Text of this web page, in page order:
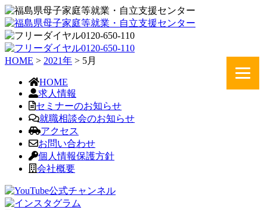
HOME > 2021年 > 5月
HOME
求人情報
セミナーのお知らせ
就職相談会のお知らせ
アクセス
お問い合わせ
個人情報保護方針
会社概要